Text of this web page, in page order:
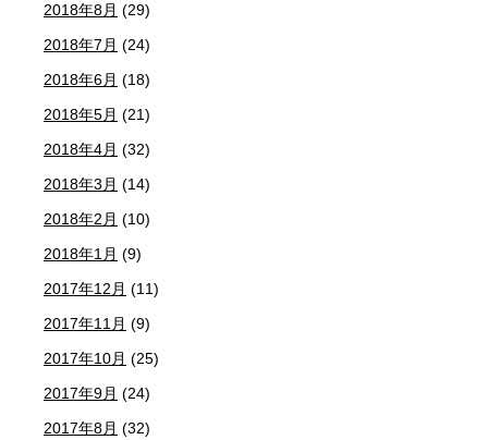
2018年8月 (29)
2018年7月 (24)
2018年6月 (18)
2018年5月 (21)
2018年4月 (32)
2018年3月 (14)
2018年2月 (10)
2018年1月 (9)
2017年12月 (11)
2017年11月 (9)
2017年10月 (25)
2017年9月 (24)
2017年8月 (32)